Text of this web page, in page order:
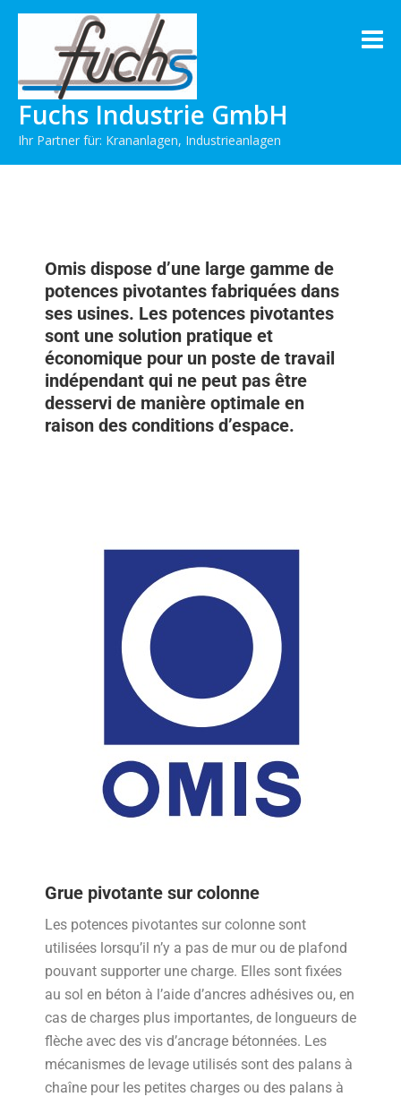
Fuchs Industrie GmbH
Ihr Partner für: Krananlagen, Industrieanlagen
Omis dispose d’une large gamme de
potences pivotantes fabriquées dans
ses usines. Les potences pivotantes
sont une solution pratique et
économique pour un poste de travail
indépendant qui ne peut pas être
desservi de manière optimale en
raison des conditions d’espace.
Grue pivotante sur colonne
Les potences pivotantes sur colonne sont
utilisées lorsqu’il n’y a pas de mur ou de plafond
pouvant supporter une charge. Elles sont fixées
au sol en béton à l’aide d’ancres adhésives ou, en
cas de charges plus importantes, de longueurs de
flèche avec des vis d’ancrage bétonnées. Les
mécanismes de levage utilisés sont des palans à
chaîne pour les petites charges ou des palans à